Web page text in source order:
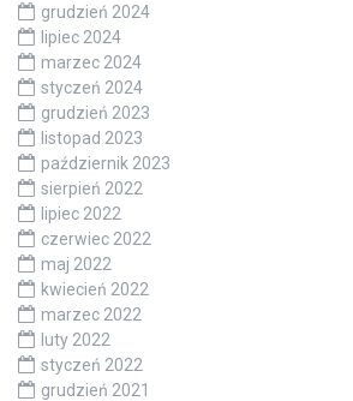
grudzień 2024
lipiec 2024
marzec 2024
styczeń 2024
grudzień 2023
listopad 2023
październik 2023
sierpień 2022
lipiec 2022
czerwiec 2022
maj 2022
kwiecień 2022
marzec 2022
luty 2022
styczeń 2022
grudzień 2021